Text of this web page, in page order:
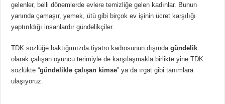
gelenler, belli dönemlerde evlere temizliğe gelen kadınlar. Bunun
yanında çamaşır, yemek, ütü gibi birçok ev işinin ücret karşılığı
yaptırıldığı insanlardır gündelikçiler.
TDK sözlüğe baktığımızda tiyatro kadrosunun dışındagündelik
olarak çalışan oyuncu terimiyle de karşılaşmakla birlikte yine TDK
sözlükte “gündelikle çalışan kimse” ya da ırgat gibi tanımlara
ulaşıyoruz.